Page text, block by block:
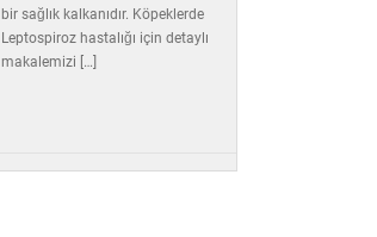
bir sağlık kalkanıdır. Köpeklerde
Leptospiroz hastalığı için detaylı
makalemizi […]